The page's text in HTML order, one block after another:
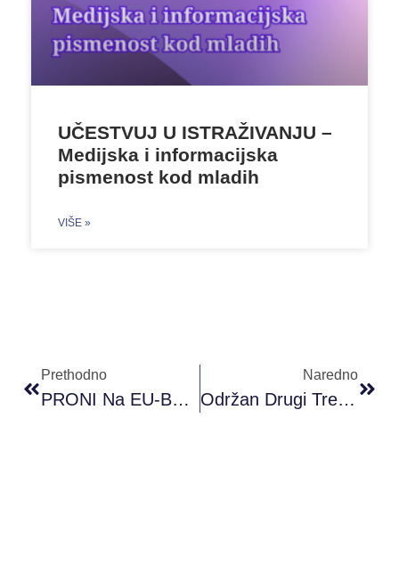
UČESTVUJ U ISTRAŽIVANJU –
Medijska i informacijska
pismenost kod mladih
VIŠE »
Prethodno
PRONI Na EU-Balkan Youth Forumu U Rimu
Naredno
Održan Drugi Trening U Okviru Akademije Omladinskog Aktivizma U Mostaru